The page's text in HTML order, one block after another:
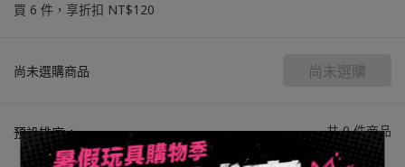
買 6 件， 享折扣 NT$120
尚未選購商品 尚未選購
預設排序 共 0 件商品